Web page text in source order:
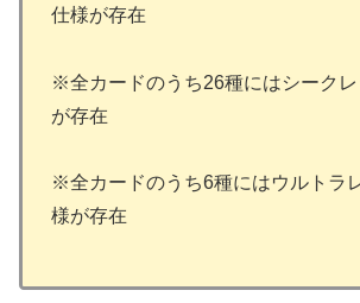
仕様が存在
※全カードのうち26種にはシーク
が存在
※全カードのうち6種にはウルトラ
様が存在